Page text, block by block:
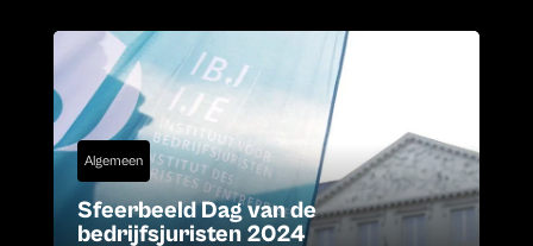
Algemeen
Sfeerbeeld Dag van de
bedrijfsjuristen 2024